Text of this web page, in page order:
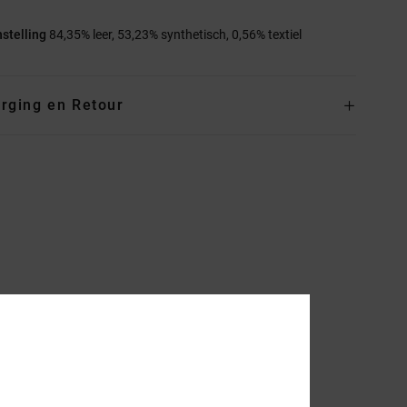
84,35% leer, 53,23% synthetisch, 0,56% textiel
en Retour